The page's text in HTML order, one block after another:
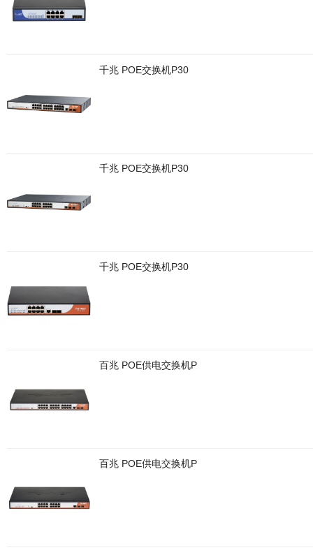
千兆 POE交换机P30
千兆 POE交换机P30
千兆 POE交换机P30
百兆 POE供电交换机P
百兆 POE供电交换机P